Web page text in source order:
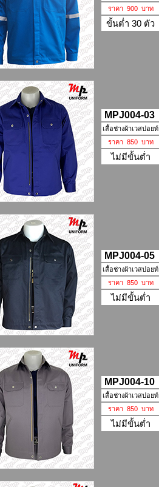
ราคา 900 บาท
ขั้นต่ำ 30 ตัว
MPJ004-03
เสื้อช่างผ้าเวสปอยท์
ราคา 850 บาท
ไม่มีขั้นต่ำ
MPJ004-05
เสื้อช่างผ้าเวสปอยท์
ราคา 850 บาท
ไม่มีขั้นต่ำ
MPJ004-10
เสื้อช่างผ้าเวสปอยท์
ราคา 850 บาท
ไม่มีขั้นต่ำ